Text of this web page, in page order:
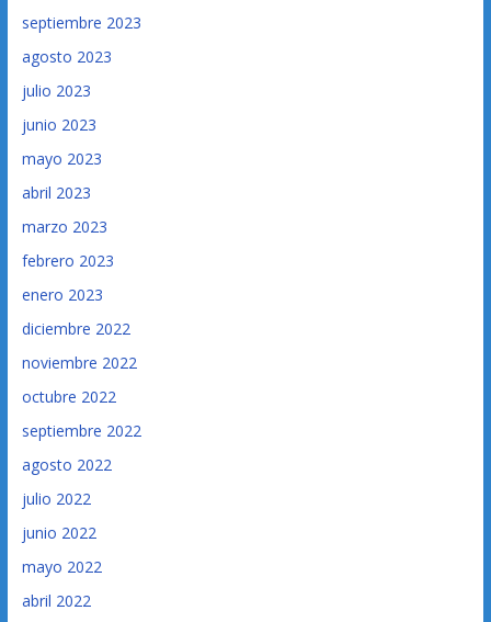
septiembre 2023
agosto 2023
julio 2023
junio 2023
mayo 2023
abril 2023
marzo 2023
febrero 2023
enero 2023
diciembre 2022
noviembre 2022
octubre 2022
septiembre 2022
agosto 2022
julio 2022
junio 2022
mayo 2022
abril 2022